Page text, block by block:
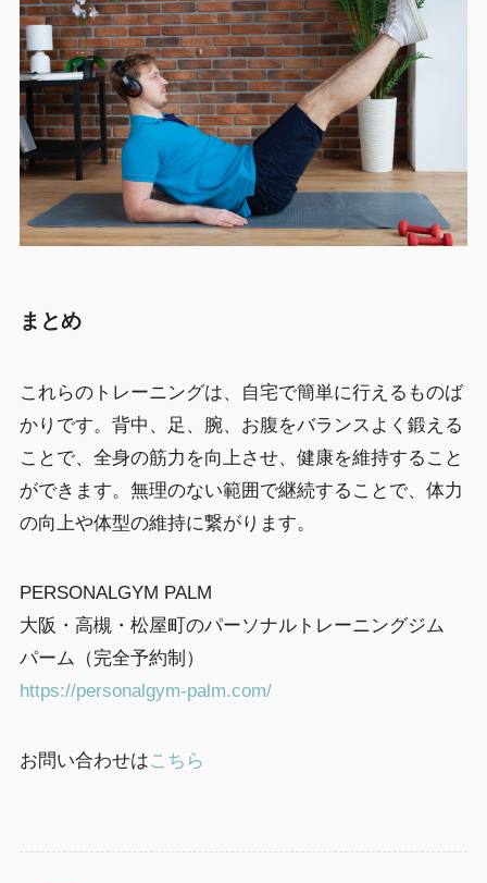
まとめ
これらのトレーニングは、自宅で簡単に行えるものば
かりです。背中、足、腕、お腹をバランスよく鍛える
ことで、全身の筋力を向上させ、健康を維持すること
ができます。無理のない範囲で継続することで、体力
の向上や体型の維持に繋がります。
PERSONALGYM PALM
大阪・高槻・松屋町のパーソナルトレーニングジム
パーム（完全予約制）
https://personalgym-palm.com/
お問い合わせはこちら